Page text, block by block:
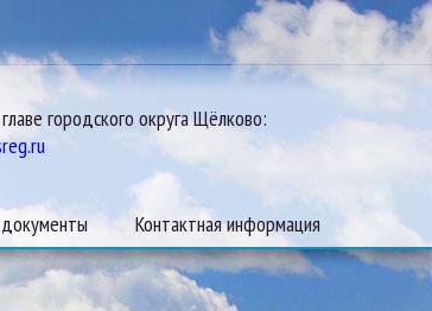
городского округа Щёлково:
Контактная информация